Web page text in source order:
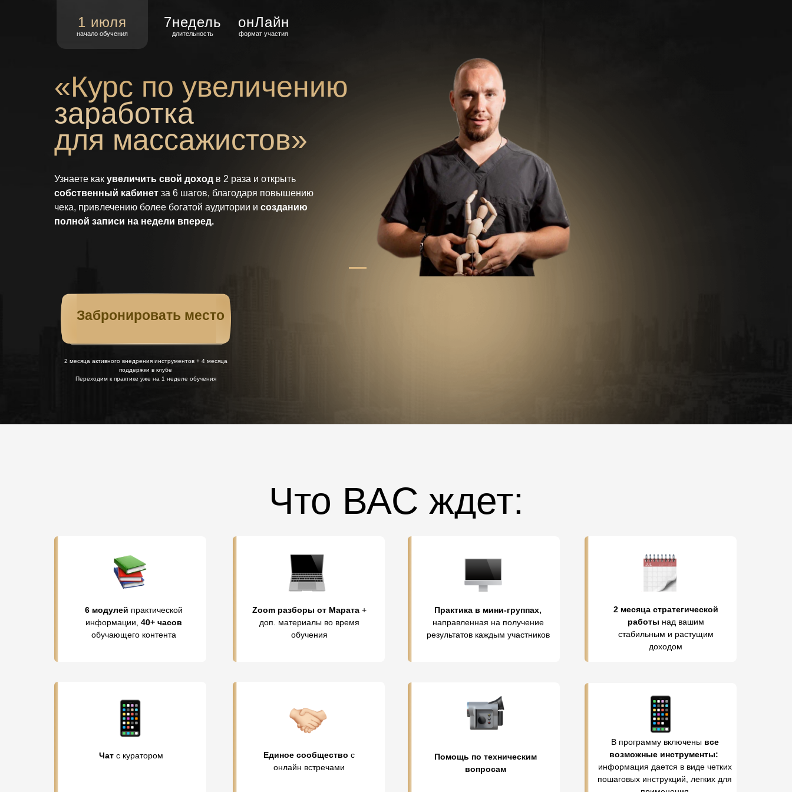
1 июля
начало обучения
7недель
длительность
онЛайн
формат участия
«Курс по увеличению
заработка
для массажистов»
2 месяца активного внедрения инструментов + 4 месяца
поддержки в клубе
Переходим к практике уже на 1 неделе обучения
Забронировать место
Узнаете как увеличить свой доход в 2 раза и открыть
собственный кабинет за 6 шагов, благодаря повышению
чека, привлечению более богатой аудитории и созданию
полной записи на недели вперед.
Что ВАС ждет:
Zoom разборы от Марата +
доп. материалы во время
обучения
Чат с куратором Единое сообщество с
онлайн встречами
2 месяца стратегической
работы над вашим
стабильным и растущим
доходом
6 модулей практической
информации, 40+ часов
обучающего контента
Помощь по техническим
вопросам
Практика в мини-группах,
направленная на получение
результатов каждым участников
В программу включены все
возможные инструменты:
информация дается в виде четких
пошаговых инструкций, легких для